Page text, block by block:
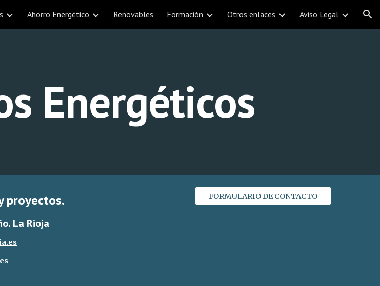
Skip to navigation
Ahorro Energético Renovables Formación Otros enlaces Aviso Legal
Energéticos
proyectos.
La Rioja
FORMULARIO DE CONTACTO